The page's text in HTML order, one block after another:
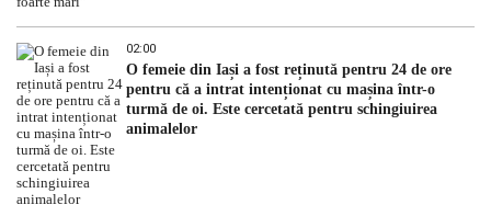
02:00
O femeie din Iași a fost reținută pentru 24 de ore
pentru că a intrat intenționat cu mașina într-o
turmă de oi. Este cercetată pentru schingiuirea
animalelor